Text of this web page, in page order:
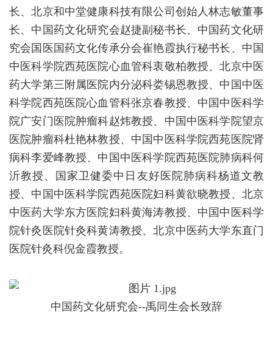
长、北京和中堂健康科技有限公司创始人林志敏董事
长、中国药文化研究会赵捷副秘书长、中国药文化研
究会国医国药文化传承分会崔艳霞执行秘书长、中国
中医科学院西苑医院心血管科衷敬柏教授、北京中医
药大学第三附属医院内分泌科娄锡恩教授、中国中医
科学院西苑医院心血管科张京春教授、中国中医科学
院广安门医院肿瘤科赵炜教授、中国中医科学院望京
医院肿瘤科杜艳林教授、中国中医科学院西苑医院肾
病科李爱峰教授、中国中医科学院西苑医院肺病科何
沂教授、国家卫健委中日友好医院肺病科杨道文教
授、中国中医科学院西苑医院妇科黄欲晓教授、北京
中医药大学东方医院妇科黄海涛教授、中国中医科学
院针灸医院针灸科黄涛教授、北京中医药大学东直门
医院针灸科倪金霞教授。
中国药文化研究会--禹同生会长致辞